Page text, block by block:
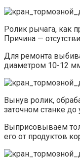
Ролик рычага, как
Причина —
Для ремонта
диаметром 10-12
Вынув ролик,
заточном станке до
Выприсовываем
его от продуктов